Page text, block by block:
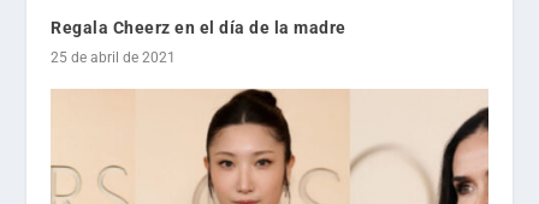
Regala Cheerz en el día de la madre
25 de abril de 2021